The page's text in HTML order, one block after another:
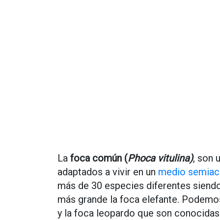
La foca común (Phoca vitulina), son
adaptados a vivir en un medio
más de 30 especies diferentes
más grande la foca elefante.
y la foca leopardo que son